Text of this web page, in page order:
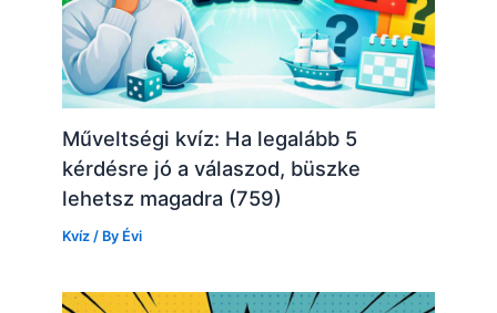
Műveltségi kvíz: Ha legalább 5
kérdésre jó a válaszod, büszke
lehetsz magadra (759)
Kvíz / By Évi